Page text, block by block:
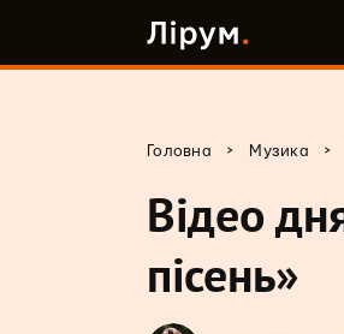
Головна > Музика >
Відео
пісень»